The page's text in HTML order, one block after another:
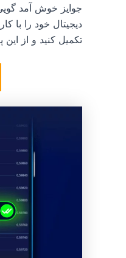
جوایز خوش آمد
دیجیتال خود را با
تکمیل کنید و از این